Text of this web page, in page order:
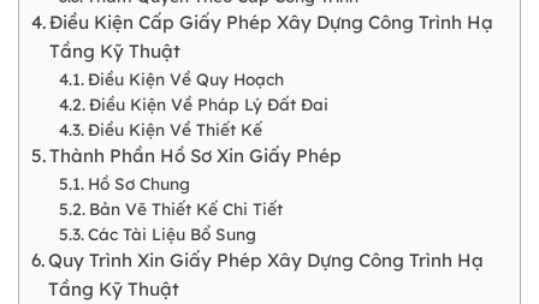
Điều Kiện Cấp Giấy Phép Xây Dựng Công Trình Hạ
Tầng Kỹ Thuật
Điều Kiện Về Quy Hoạch
Điều Kiện Về Pháp Lý Đất Đai
Điều Kiện Về Thiết Kế
Thành Phần Hồ Sơ Xin Giấy Phép
Hồ Sơ Chung
Bản Vẽ Thiết Kế Chi Tiết
Các Tài Liệu Bổ Sung
Quy Trình Xin Giấy Phép Xây Dựng Công Trình Hạ
Tầng Kỹ Thuật